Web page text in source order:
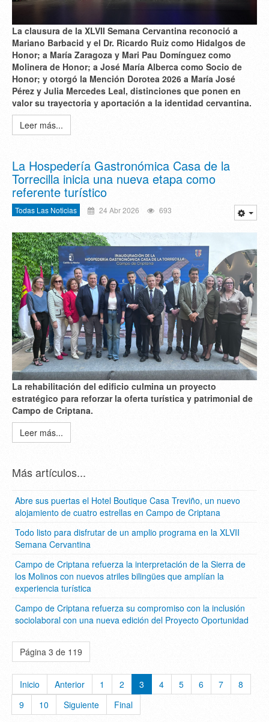
La clausura de la XLVII Semana Cervantina reconoció a
Mariano Barbacid y el Dr. Ricardo Ruiz como Hidalgos de
Honor; a María Zaragoza y Mari Pau Domínguez como
Molinera de Honor; a José María Alberca como Socio de
Honor; y otorgó la Mención Dorotea 2026 a María José
Pérez y Julia Mercedes Leal, distinciones que ponen en
valor su trayectoria y aportación a la identidad cervantina.
Leer más...
La Hospedería Gastronómica Casa de la
Torrecilla inicia una nueva etapa como
referente turístico
Todas Las Noticias 24 Abr 2026 693
La rehabilitación del edificio culmina un proyecto
estratégico para reforzar la oferta turística y patrimonial de
Campo de Criptana.
Leer más...
Más artículos...
Abre sus puertas el Hotel Boutique Casa Treviño, un nuevo
alojamiento de cuatro estrellas en Campo de Criptana
Todo listo para disfrutar de un amplio programa en la XLVII
Semana Cervantina
Campo de Criptana refuerza la interpretación de la Sierra de
los Molinos con nuevos atriles bilingües que amplían la
experiencia turística
Campo de Criptana refuerza su compromiso con la inclusión
sociolaboral con una nueva edición del Proyecto Oportunidad
Página 3 de 119
Inicio Anterior 1 2 3 4 5 6 7
8
9
10 Siguiente Final